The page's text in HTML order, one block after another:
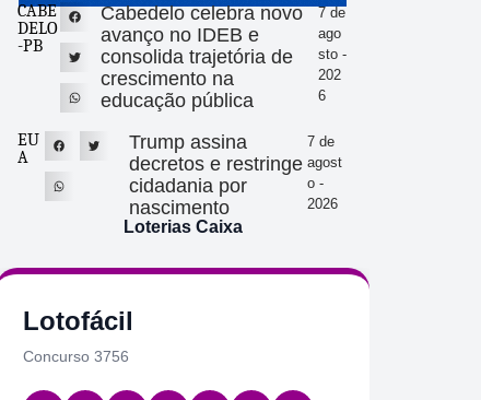
CABE
DELO
-PB
Cabedelo celebra novo
avanço no IDEB e
consolida trajetória de
crescimento na
educação pública
7 de
ago
sto -
202
6
EU
A
Trump assina
decretos e restringe
cidadania por
nascimento
7 de
agost
o -
2026
Loterias Caixa
Lotofácil
Concurso 3756